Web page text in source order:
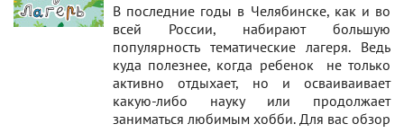
В последние годы в Челябинске, как и во
всей России, набирают большую
популярность тематические лагеря. Ведь
куда полезнее, когда ребенок не только
активно отдыхает, но и осваиваивает
какую-либо науку или продолжает
заниматься любимым хобби. Для вас обзор